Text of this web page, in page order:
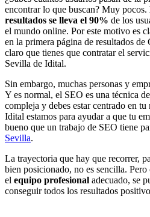
encontrar lo que buscan? Muy pocos.
resultados se lleva el 90% de los
el mundo online. Por este motivo es
en la primera página de resultados de
claro que tienes que contratar el
Sevilla de Idital.
Sin embargo, muchas personas y
Y es normal, el SEO es una técnica
compleja y debes estar centrado en
Idital estamos para ayudar a que tu
bueno que un trabajo de SEO tiene
Sevilla.
La trayectoria que hay que recorrer,
bien posicionado, no es sencilla. Pero
el equipo profesional adecuado, se
conseguir todos los resultados